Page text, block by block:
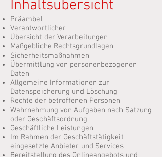
Inhaltsübersicht
Präambel
Verantwortlicher
Übersicht der Verarbeitungen
Maßgebliche Rechtsgrundlagen
Sicherheitsmaßnahmen
Übermittlung von personenbezogenen
Daten
Allgemeine Informationen zur
Datenspeicherung und Löschung
Rechte der betroffenen Personen
Wahrnehmung von Aufgaben nach Satzung
oder Geschäftsordnung
Geschäftliche Leistungen
Im Rahmen der Geschäftstätigkeit
eingesetzte Anbieter und Services